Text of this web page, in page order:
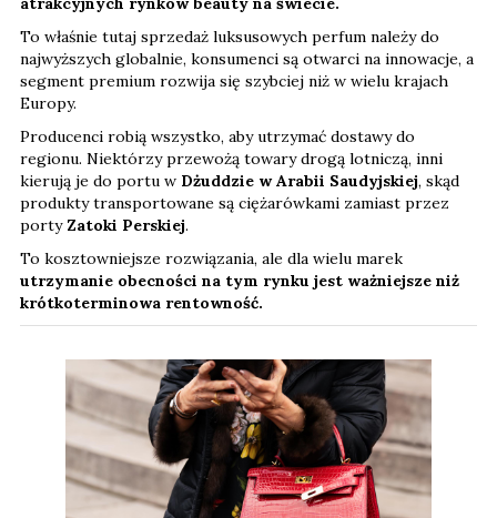
To właśnie tutaj sprzedaż luksusowych perfum należy do
najwyższych globalnie, konsumenci są otwarci na innowacje, a
segment premium rozwija się szybciej niż w wielu krajach
Europy.
Producenci robią wszystko, aby utrzymać dostawy do
regionu. Niektórzy przewożą towary drogą lotniczą, inni
kierują je do portu w Dżuddzie w Arabii Saudyjskiej, skąd
produkty transportowane są ciężarówkami zamiast przez
porty Zatoki Perskiej.
To kosztowniejsze rozwiązania, ale dla wielu marek
utrzymanie obecności na tym rynku jest ważniejsze niż
krótkoterminowa rentowność.